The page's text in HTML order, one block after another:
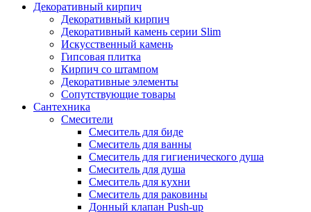
Декоративный кирпич
Декоративный кирпич
Декоративный камень серии Slim
Искусственный камень
Гипсовая плитка
Кирпич со штампом
Декоративные элементы
Сопутствующие товары
Сантехника
Смесители
Смеситель для биде
Смеситель для ванны
Смеситель для гигиенического душа
Смеситель для душа
Смеситель для кухни
Смеситель для раковины
Донный клапан Push-up